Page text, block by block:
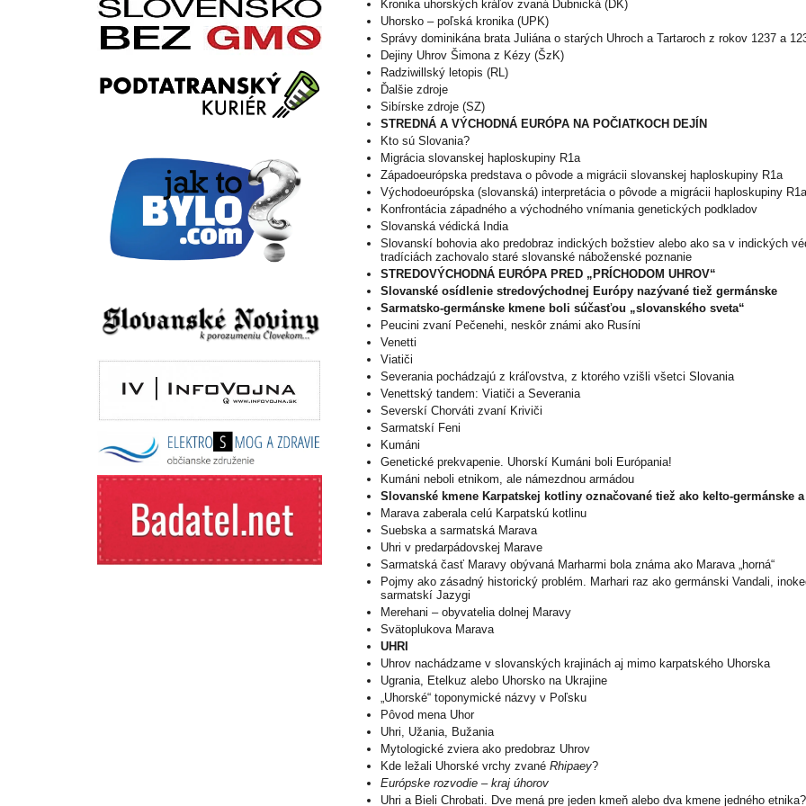
Kronika uhorských kráľov zvaná Dubnická (DK)
Uhorsko – poľská kronika (UPK)
Správy dominikána brata Juliána o starých Uhroch a Tartaroch z rokov 1237 a
Dejiny Uhrov Šimona z Kézy (ŠzK)
Radziwillský letopis (RL)
Ďalšie zdroje
Sibírske zdroje (SZ)
STREDNÁ A VÝCHODNÁ EURÓPA NA POČIATKOCH DEJÍN
Kto sú Slovania?
Migrácia slovanskej haploskupiny R1a
Západoeurópska predstava o pôvode a migrácii slovanskej haploskupiny R1a
Východoeurópska (slovanská) interpretácia o pôvode a migrácii haploskupiny R1a
Konfrontácia západného a východného vnímania genetických podkladov
Slovanská védická India
Slovanskí bohovia ako predobraz indických božstiev alebo ako sa v indických
tradíciách zachovalo staré slovanské náboženské poznanie
STREDOVÝCHODNÁ EURÓPA PRED „PRÍCHODOM UHROV“
Slovanské osídlenie stredovýchodnej Európy nazývané tiež germánske
Sarmatsko-germánske kmene boli súčasťou „slovanského sveta“
Peucini zvaní Pečenehi, neskôr známi ako Rusíni
Venetti
Viatiči
Severania pochádzajú z kráľovstva, z ktorého vzišli všetci Slovania
Venettský tandem: Viatiči a Severania
Severskí Chorváti zvaní Kriviči
Sarmatskí Feni
Kumáni
Genetické prekvapenie. Uhorskí Kumáni boli Európania!
Kumáni neboli etnikom, ale námezdnou armádou
Slovanské kmene Karpatskej kotliny označované tiež ako kelto-germánske
Marava zaberala celú Karpatskú kotlinu
Suebska a sarmatská Marava
Uhri v predarpádovskej Marave
Sarmatská časť Maravy obývaná Marharmi bola známa ako Marava „horná“
Pojmy ako zásadný historický problém. Marhari raz ako germánski Vandali,
sarmatskí Jazygi
Merehani – obyvatelia dolnej Maravy
Svätoplukova Marava
UHRI
Uhrov nachádzame v slovanských krajinách aj mimo karpatského Uhorska
Ugrania, Etelkuz alebo Uhorsko na Ukrajine
„Uhorské“ toponymické názvy v Poľsku
Pôvod mena Uhor
Uhri, Užania, Bužania
Mytologické zviera ako predobraz Uhrov
Kde ležali Uhorské vrchy zvané Rhipaey?
Európske rozvodie – kraj úhorov
Uhri a Bieli Chrobati. Dve mená pre jeden kmeň alebo dva kmene jedného etnika?